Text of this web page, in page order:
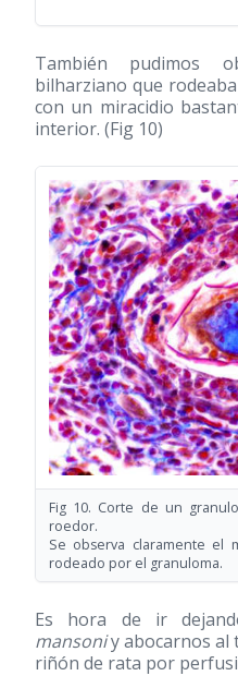
También pudimos
bilharziano que
con un miracidio
interior. (Fig 10)
Fig 10. Corte de un
roedor.
Se observa claramente el
rodeado por el granuloma.
Es hora de ir
mansoniy abocarnos al
riñón de rata por